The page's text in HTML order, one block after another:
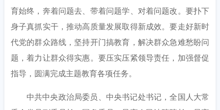
育始终，奔着问题去、带着问题学、对着问题改。要扑下
身子真抓实干，推动高质量发展取得新成效。要走好新时
代党的群众路线，坚持开门搞教育，解决群众急难愁盼问
题，着力让群众得实惠。要压实压紧领导责任，加强督促
指导，圆满完成主题教育各项任务。
中共中央政治局委员、中央书记处书记，全国人大常